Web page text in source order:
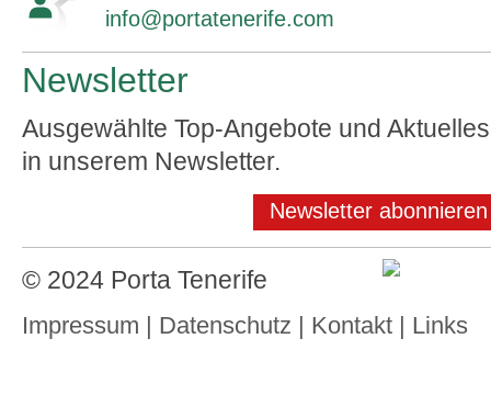
info@portatenerife.com
Newsletter
Ausgewählte Top-Angebote und Aktuelles
in unserem Newsletter.
Newsletter abonnieren
© 2024 Porta Tenerife
Impressum | Datenschutz | Kontakt | Links